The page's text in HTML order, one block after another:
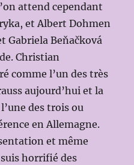
attend cependant
et Albert Dohmen
Gabriela Beňačková
Christian
comme l’un des très
aujourd’hui et la
des trois ou
en Allemagne.
et même
horrifié des